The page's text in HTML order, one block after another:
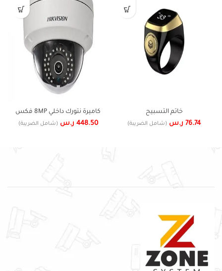
خاتم التسبيح
76.74 ر.س (شامل الضريبة)
كاميرة نتورك داخلي 8MP فكس
448.50 ر.س (شامل الضريبة)